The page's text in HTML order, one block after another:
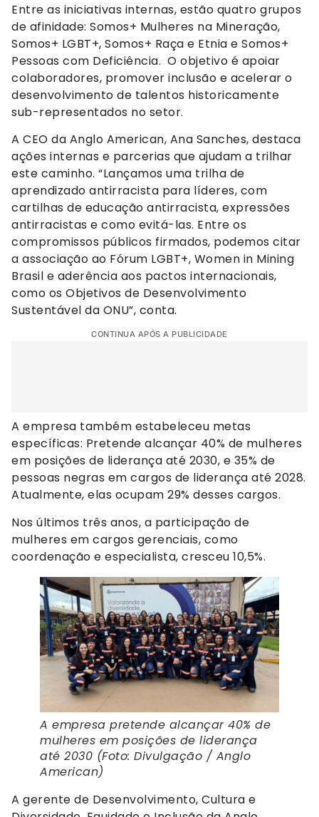
Entre as iniciativas internas, estão quatro grupos
de afinidade: Somos+ Mulheres na Mineração,
Somos+ LGBT+, Somos+ Raça e Etnia e Somos+
Pessoas com Deficiência. O objetivo é apoiar
colaboradores, promover inclusão e acelerar o
desenvolvimento de talentos historicamente
sub-representados no setor.
A CEO da Anglo American, Ana Sanches, destaca
ações internas e parcerias que ajudam a trilhar
este caminho. “Lançamos uma trilha de
aprendizado antirracista para líderes, com
cartilhas de educação antirracista, expressões
antirracistas e como evitá-las. Entre os
compromissos públicos firmados, podemos citar
a associação ao Fórum LGBT+, Women in Mining
Brasil e aderência aos pactos internacionais,
como os Objetivos de Desenvolvimento
Sustentável da ONU”, conta.
CONTINUA APÓS A PUBLICIDADE
A empresa também estabeleceu metas
específicas: Pretende alcançar 40% de mulheres
em posições de liderança até 2030, e 35% de
pessoas negras em cargos de liderança até 2028.
Atualmente, elas ocupam 29% desses cargos.
Nos últimos três anos, a participação de
mulheres em cargos gerenciais, como
coordenação e especialista, cresceu 10,5%.
A empresa pretende alcançar 40% de
mulheres em posições de liderança
até 2030 (Foto: Divulgação / Anglo
American)
A gerente de Desenvolvimento, Cultura e